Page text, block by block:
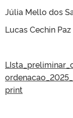
Júlia Mello dos
Lucas Cechin
print